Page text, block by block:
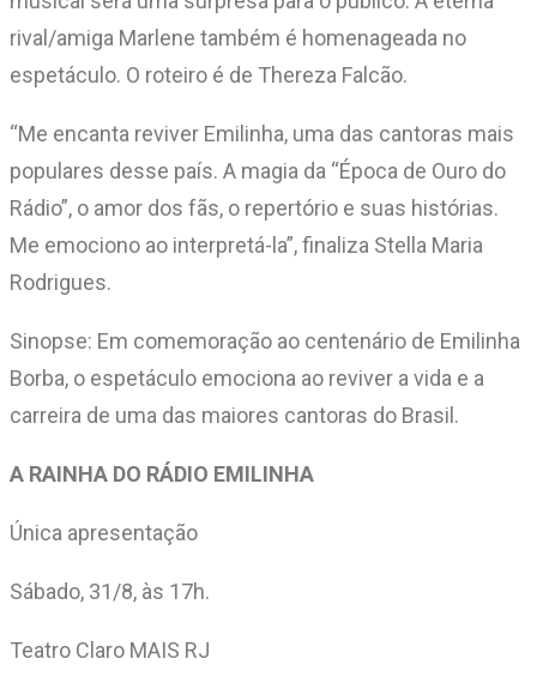
rival/amiga Marlene também é homenageada no
espetáculo. O roteiro é de Thereza Falcão.
“Me encanta reviver Emilinha, uma das cantoras mais
populares desse país. A magia da “Época de Ouro do
Rádio”, o amor dos fãs, o repertório e suas histórias.
Me emociono ao interpretá-la”, finaliza Stella Maria
Rodrigues.
Sinopse: Em comemoração ao centenário de Emilinha
Borba, o espetáculo emociona ao reviver a vida e a
carreira de uma das maiores cantoras do Brasil.
A RAINHA DO RÁDIO EMILINHA
Única apresentação
Sábado, 31/8, às 17h.
Teatro Claro MAIS RJ